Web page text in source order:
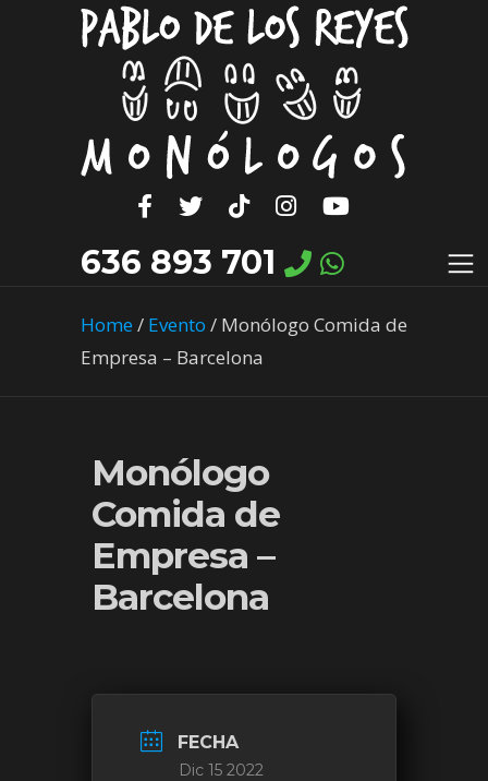
636 893 701
Home/ Evento / Monólogo Comida de
Empresa – Barcelona
Monólogo
Comida de
Empresa –
Barcelona
FECHA
Dic 15 2022